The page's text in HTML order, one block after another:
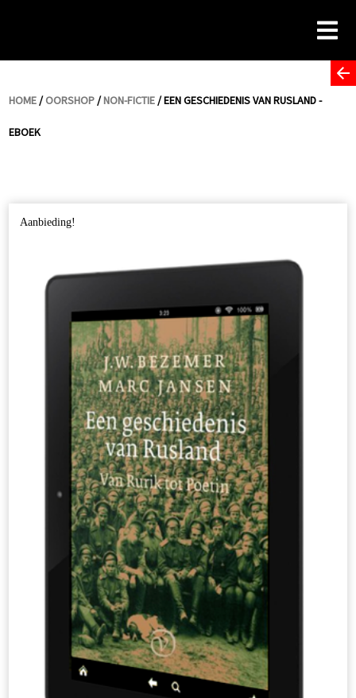
HOME/OORSHOP/NON-FICTIE/ EEN GESCHIEDENIS VAN RUSLAND -
EBOEK
Aanbieding!